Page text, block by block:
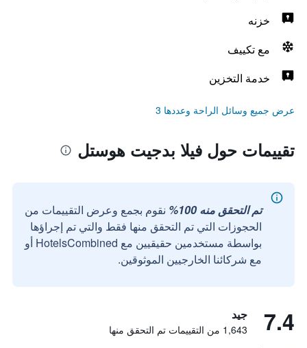
خزنه
مع تكييف
خدمة التخزين
عرض جميع وسائل الراحة وعددها 3
تقييمات حول فيلا بدجيت هوستل
تم التحقق منه 100%
نقوم بجمع وعرض التقييمات من
الحجوزات التي تم التحقق منها فقط والتي تم إجراؤها
بواسطة مستخدمين حقيقيين مع HotelsCombined أو
مع شركائنا الخارجيين الموثوقين.
7.4 جيد
1,643 من التقييمات تم التحقق منها